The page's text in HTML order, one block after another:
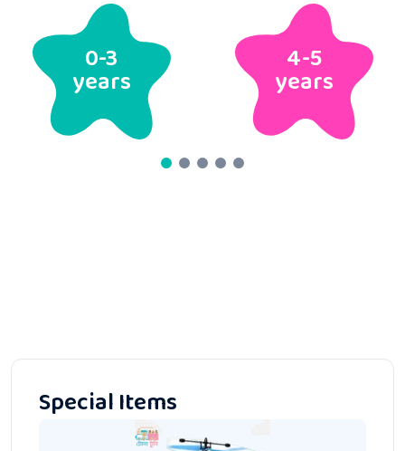
4-5
years
6-7
years
Special Items